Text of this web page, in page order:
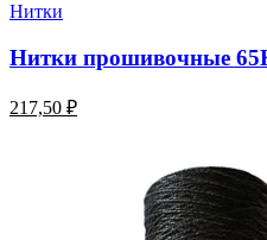
Нитки
Нитки прошивочные
217,50 ₽